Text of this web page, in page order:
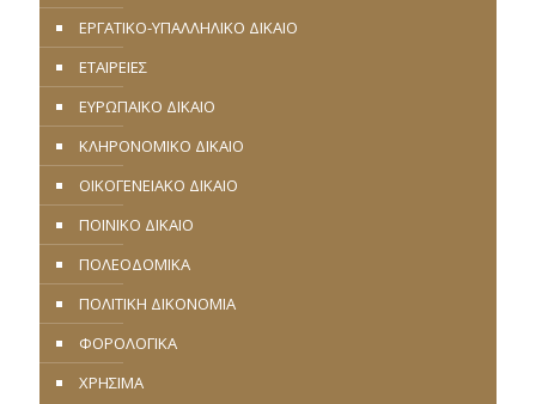
ΕΡΓΑΤΙΚΟ-ΥΠΑΛΛΗΛΙΚΟ ΔΙΚΑΙΟ
ΕΤΑΙΡΕΙΕΣ
ΕΥΡΩΠΑΪΚΟ ΔΙΚΑΙΟ
ΚΛΗΡΟΝΟΜΙΚΟ ΔΙΚΑΙΟ
ΟΙΚΟΓΕΝΕΙΑΚΟ ΔΙΚΑΙΟ
ΠΟΙΝΙΚΟ ΔΙΚΑΙΟ
ΠΟΛΕΟΔΟΜΙΚΑ
ΠΟΛΙΤΙΚΗ ΔΙΚΟΝΟΜΙΑ
ΦΟΡΟΛΟΓΙΚΑ
ΧΡΗΣΙΜΑ